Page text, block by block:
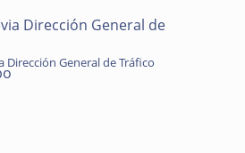
Dirección General de
Dirección General de Tráfico